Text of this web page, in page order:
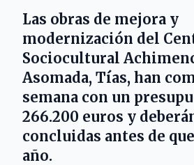
Las obras de mejora y
modernización del
Sociocultural
Asomada, Tías, han
semana con un
266.200 euros y
concluidas antes de
año.